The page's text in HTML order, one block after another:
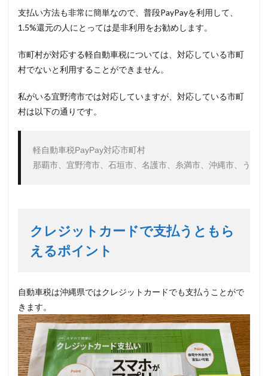
支払い方法も非常に簡単なので、普段PayPayを利用して、
1.5%還元の人にとっては是非利用をお勧めします。
市町村が対応する軽自動車税については、対応している市町
村でないと利用することができません。
私がいる宜野湾市では対応していますが、対応している市町
村は以下の通りです。
軽自動車税PayPay対応市町村
那覇市、宜野湾市、石垣市、名護市、糸満市、沖縄市、うる
クレジットカードで支払うともら
えるポイント
自動車税は沖縄県ではクレジットカードでも支払うことがで
きます。